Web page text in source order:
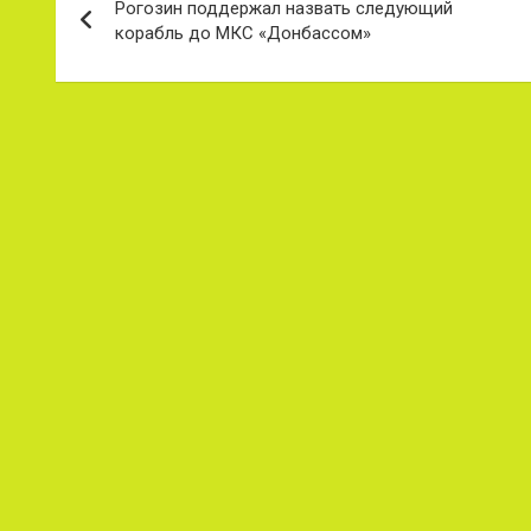
по
записям
Рогозин поддержал назвать следующий
корабль до МКС «Донбассом»